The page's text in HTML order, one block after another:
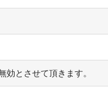
とさせて頂きます。